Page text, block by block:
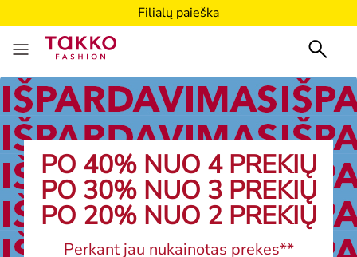
Filialų paieška
PO 40% NUO 4 PREKIŲ
PO 30% NUO 3 PREKIŲ
PO 20% NUO 2 PREKIŲ
Perkant jau nukainotas prekes**